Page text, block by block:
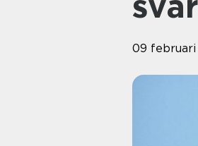
09 februari